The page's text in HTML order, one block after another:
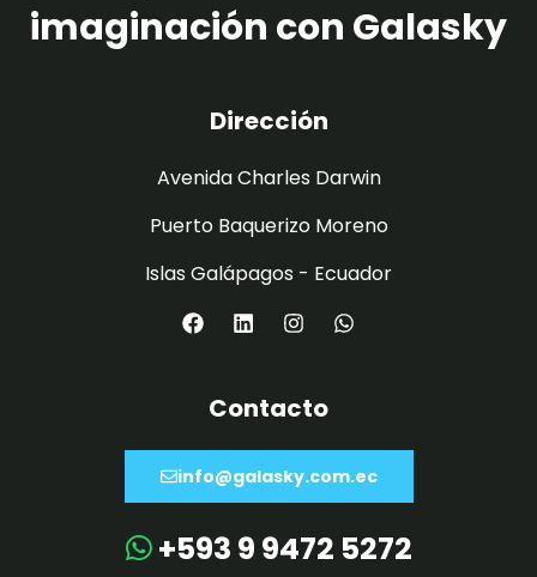
imaginación con Galasky
Dirección
Avenida Charles Darwin
Puerto Baquerizo Moreno
Islas Galápagos - Ecuador
Contacto
info@galasky.com.ec
+593 9 9472 5272